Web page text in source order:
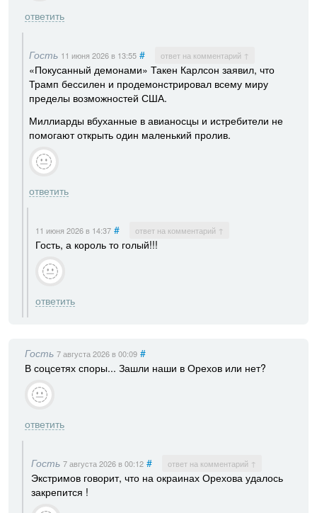
ответить
Гость 11 июня 2026 в 13:55 # ответ на комментарий ↑
«Покусанный демонами» Такен Карлсон заявил, что
Трамп бессилен и продемонстрировал всему миру
пределы возможностей США.
Миллиарды вбуханные в авианосцы и истребители не
помогают открыть один маленький пролив.
ответить
11 июня 2026 в 14:37 # ответ на комментарий ↑
Гость, а король то голый!!!
ответить
Гость 7 августа 2026 в 00:09 #
В соцсетях споры... Зашли наши в Орехов или нет?
ответить
Гость 7 августа 2026 в 00:12 # ответ на комментарий ↑
Экстримов говорит, что на окраинах Орехова удалось
закрепится !